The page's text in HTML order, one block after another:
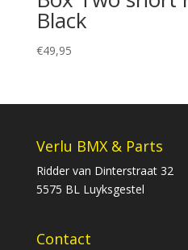
Black
€49,95
Verlu BMX & Parts
Ridder van Dinterstraat 32
5575 BL Luyksgestel
Contact